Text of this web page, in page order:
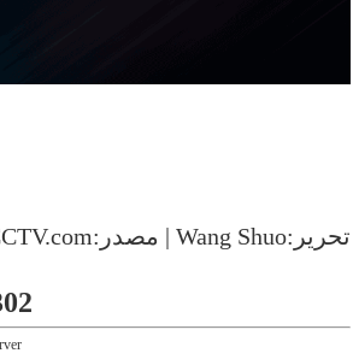
تحرير:Wang Shuo | مصدر:CCTV.com
Found